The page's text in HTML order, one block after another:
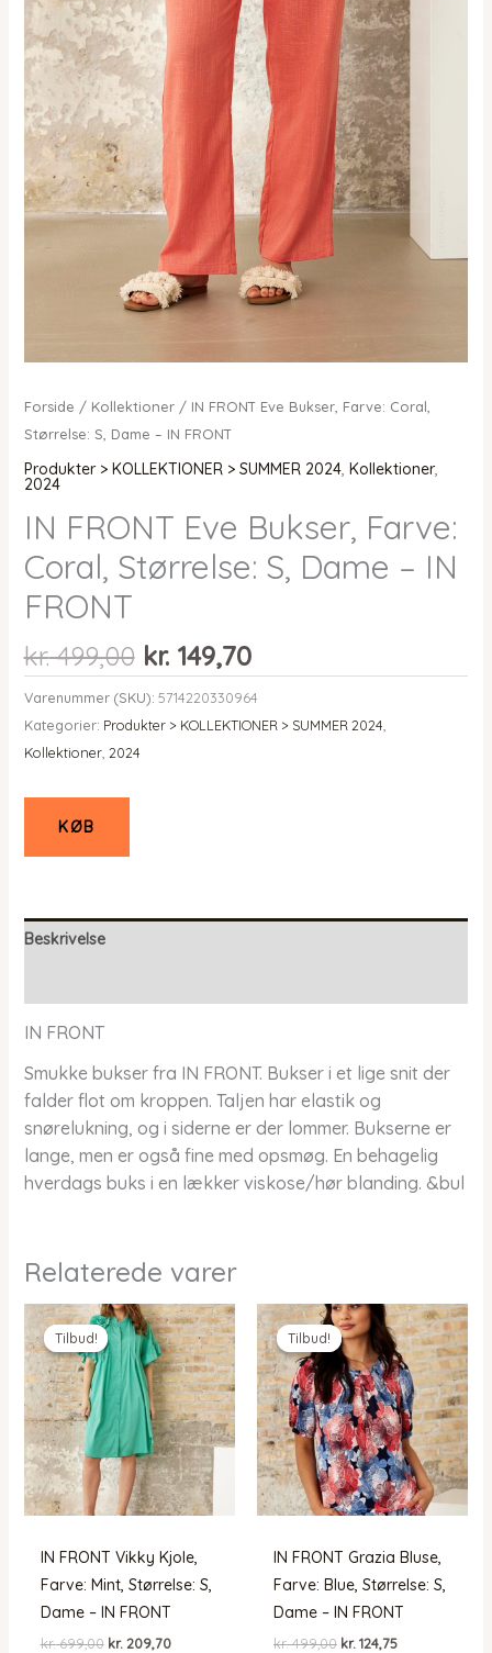
Forside / Kollektioner/ IN FRONT Eve Bukser, Farve: Coral,
Størrelse: S, Dame – IN FRONT
Produkter > KOLLEKTIONER > SUMMER 2024, Kollektioner,
2024
IN FRONT Eve Bukser, Farve:
Coral, Størrelse: S, Dame – IN
FRONT
kr.499,00 Den
oprindelige
pris
var:
kr.149,70Den
aktuelle
pris
er:
Varenummer (SKU): 5714220330964
Kategorier: Produkter > KOLLEKTIONER > SUMMER 2024
Kollektioner, 2024
KØB
Beskrivelse
IN FRONT
Smukke bukser fra IN FRONT. Bukser i et lige snit der
falder flot om kroppen. Taljen har elastik og
snørelukning, og i siderne er der lommer. Bukserne er
lange, men er også fine med opsmøg. En behagelig
hverdags buks i en lækker viskose/hør blanding. &bul
Relaterede varer
Tilbud!
Tilbud!
IN FRONT Vikky Kjole,
Farve: Mint, Størrelse: S,
Dame – IN FRONT
kr.699,00 Den
kr. 209,70Den
Tilbud!
Tilbud!
IN FRONT Grazia Bluse,
Farve: Blue, Størrelse: S,
Dame – IN FRONT
kr.499,00 Den
kr. 124,75Den